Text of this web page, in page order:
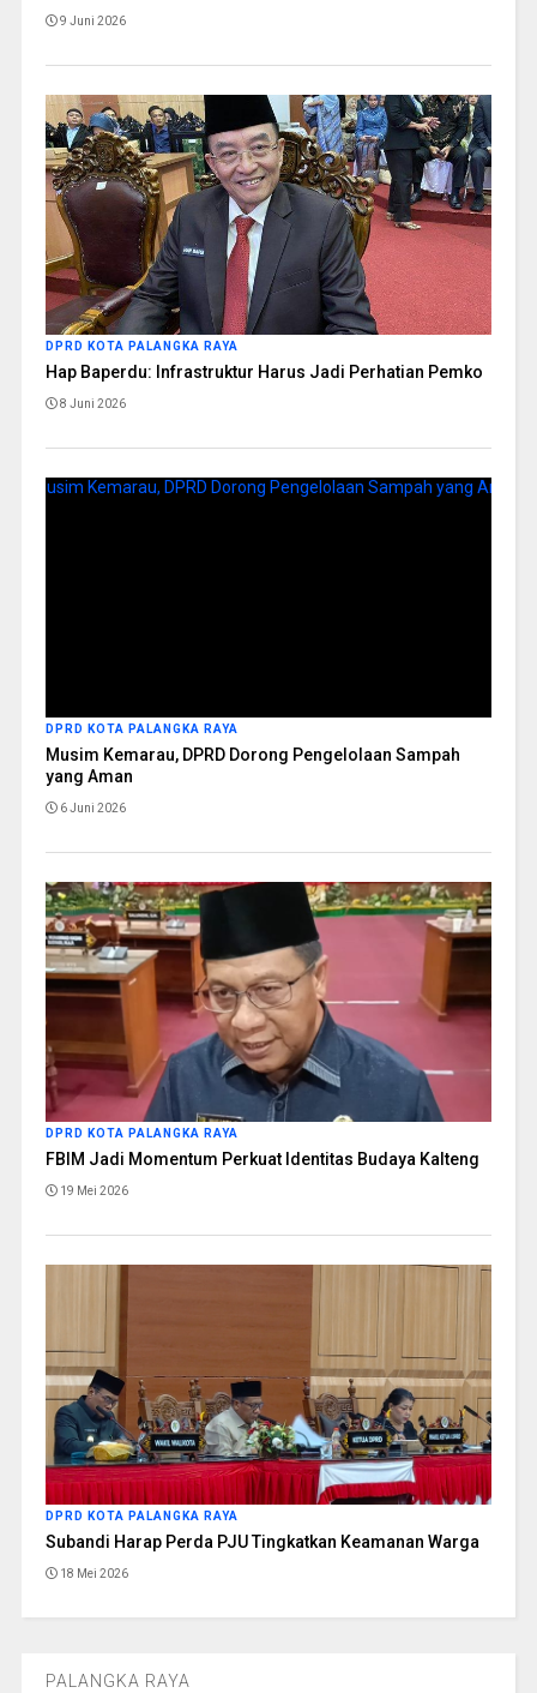
9 Juni 2026
DPRD KOTA PALANGKA RAYA
Hap Baperdu: Infrastruktur Harus Jadi Perhatian Pemko
8 Juni 2026
DPRD KOTA PALANGKA RAYA
Musim Kemarau, DPRD Dorong Pengelolaan Sampah
yang Aman
6 Juni 2026
DPRD KOTA PALANGKA RAYA
FBIM Jadi Momentum Perkuat Identitas Budaya Kalteng
19 Mei 2026
DPRD KOTA PALANGKA RAYA
Subandi Harap Perda PJU Tingkatkan Keamanan Warga
18 Mei 2026
PALANGKA RAYA